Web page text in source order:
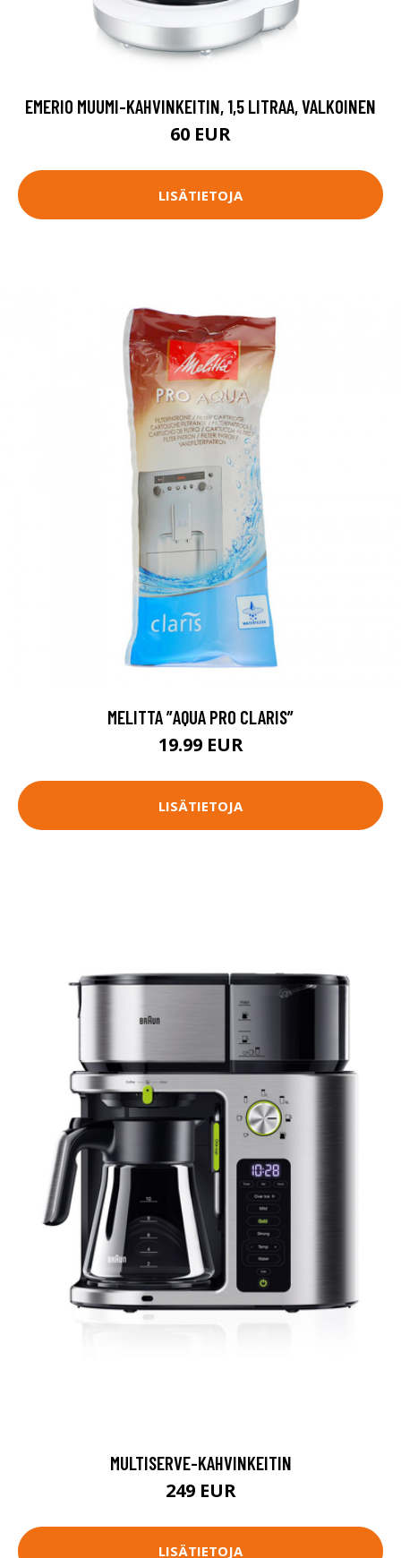
EMERIO MUUMI-KAHVINKEITIN, 1,5 LITRAA, VALKOINEN
60 EUR
LISÄTIETOJA
MELITTA ”AQUA PRO CLARIS”
19.99 EUR
LISÄTIETOJA
MULTISERVE-KAHVINKEITIN
249 EUR
LISÄTIETOJA